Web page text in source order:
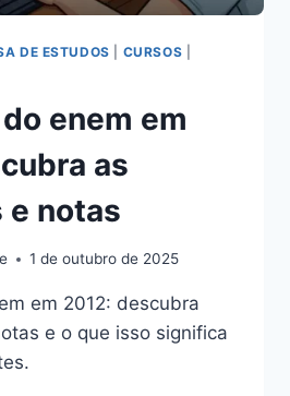
DE ESTUDOS CURSOS
enem em
as
e notas
1 de outubro de 2025
em 2012: descubra
e o que isso significa